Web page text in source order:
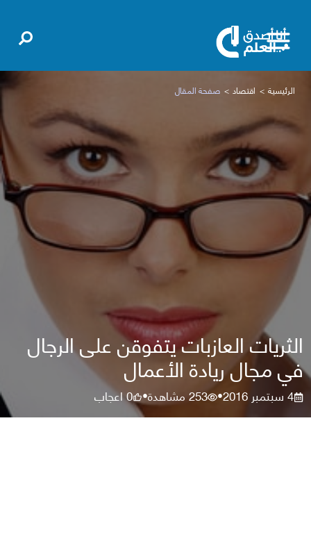
الرئيسية اقتصاد صفحة المقال
الثريات العازبات يتفوقن على الرجال
في مجال ريادة الأعمال
4 سبتمبر 2016 •
253مشاهدة•
0اعجاب